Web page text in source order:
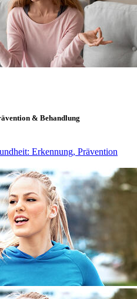
& Behandlung
Erkennung, Prävention